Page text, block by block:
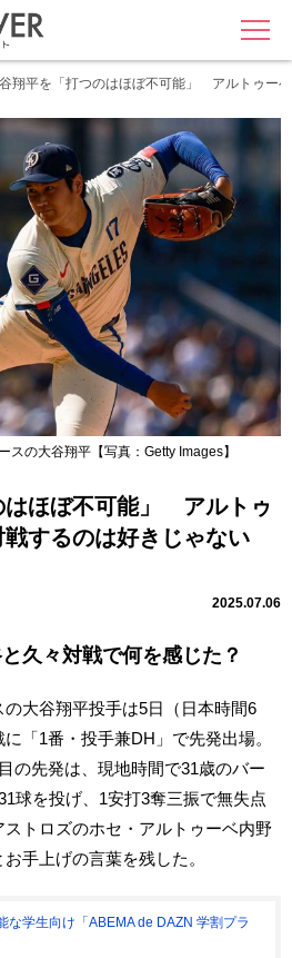
MENU
翔平を「打つのはほぼ不可能」 アルトゥー
スの大谷翔平【写真：Getty Images】
はほぼ不可能」 アルトゥ
するのは好きじゃない
2025.07.06
久々対戦で何を感じた？
大谷翔平投手は5日（日本時間6
「1番・投手兼DH」で先発出場。
の先発は、現地時間で31歳のバー
球を投げ、1安打3奪三振で無失点
トロズのホセ・アルトゥーベ内野
手上げの言葉を残した。
な学生向け「ABEMA de DAZN 学割プラ